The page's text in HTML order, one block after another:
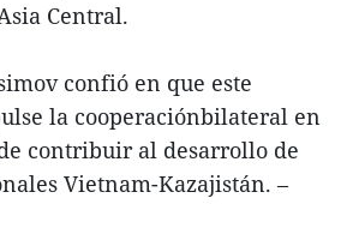
Central.
confió en que este
la cooperaciónbilateral en
contribuir al desarrollo de
Vietnam-Kazajistán. –